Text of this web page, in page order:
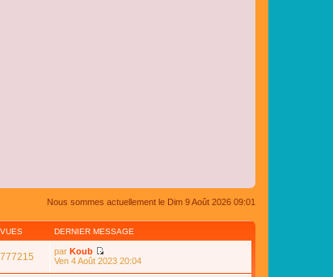
Nous sommes actuellement le Dim 9 Août 2026 09:01
VUES DERNIER MESSAGE
par Koub
C
Ven 4 Août 2023 20:04